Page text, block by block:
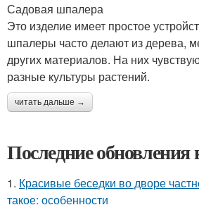
Садовая шпалера
Это изделие имеет простое
шпалеры часто делают из дерева,
других материалов. На них
разные культуры растений.
читать дальше →
Последние обновления
1. Красивые беседки во дворе
такое: особенности